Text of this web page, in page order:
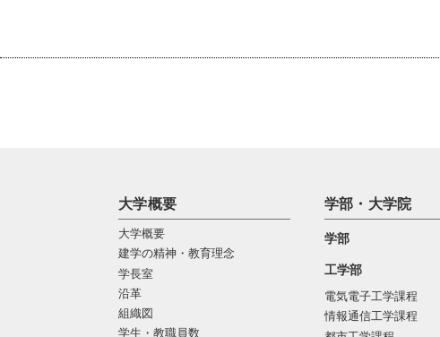
大学概要
大学概要
建学の精神・教育理念
学長室
沿革
組織図
学生・教職員数
学部・大学院
学部
工学部
電気電子工学課程
情報通信工学課程